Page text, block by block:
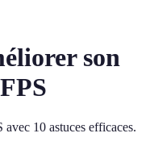
son
10 astuces efficaces.